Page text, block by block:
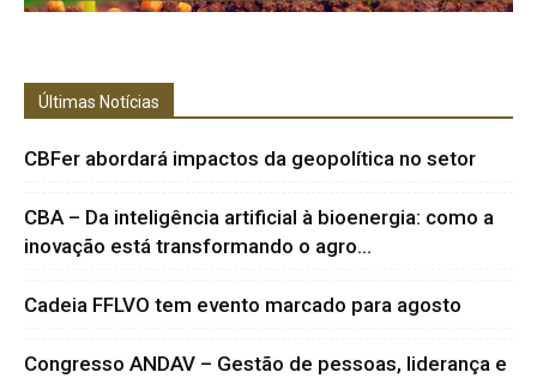
Últimas Notícias
CBFer abordará impactos da geopolítica no setor
CBA – Da inteligência artificial à bioenergia: como a
inovação está transformando o agro...
Cadeia FFLVO tem evento marcado para agosto
Congresso ANDAV – Gestão de pessoas, liderança e